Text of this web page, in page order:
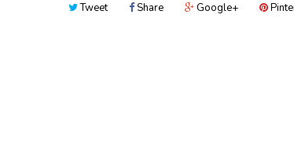
Tweet Share Google+